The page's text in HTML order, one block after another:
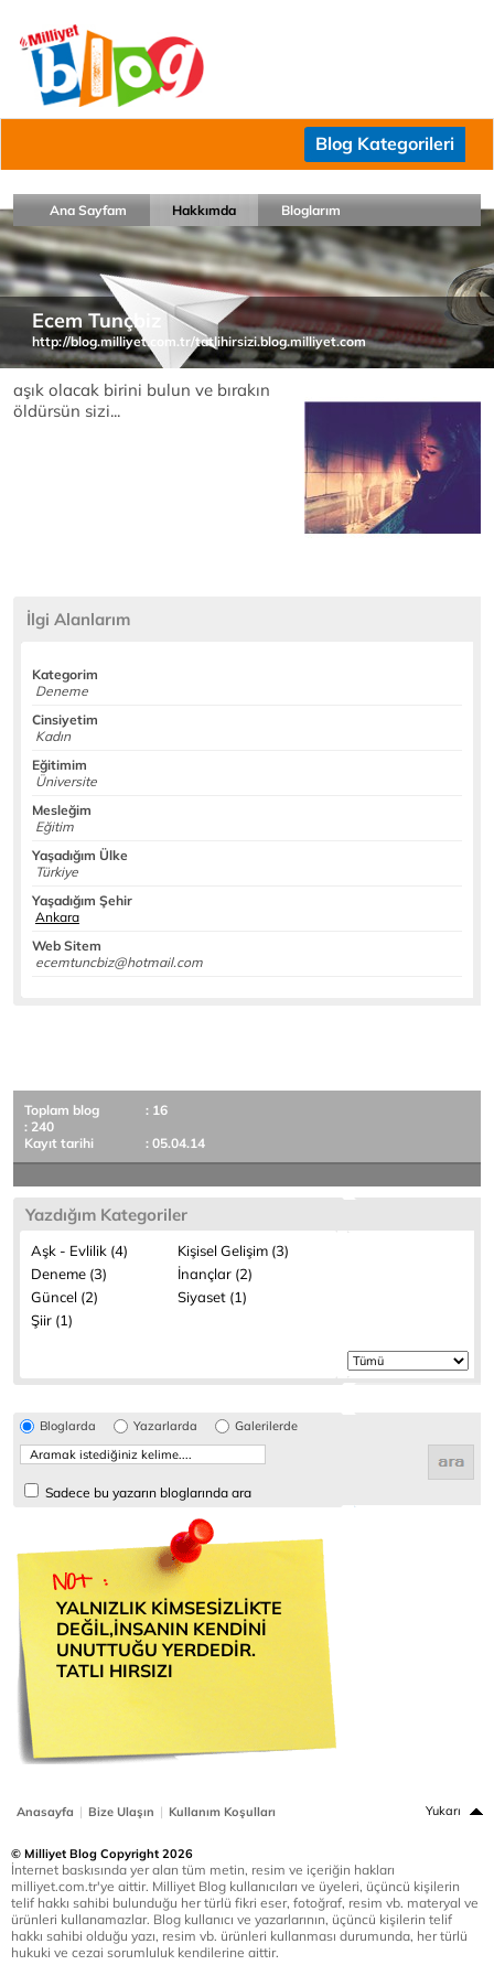
Blog Kategorileri
Ana Sayfam Hakkımda Bloglarım
Ecem Tunçbiz
http://blog.milliyet.com.tr/tatlihirsizi.blog.milliyet.com
aşık olacak birini bulun ve bırakın
öldürsün sizi...
İlgi Alanlarım
Kategorim
Deneme
Cinsiyetim
Kadın
Eğitimim
Üniversite
Mesleğim
Eğitim
Yaşadığım Ülke
Türkiye
Yaşadığım Şehir
Ankara
Web Sitem
ecemtuncbiz@hotmail.com
Toplam blog
: 16
: 240
Kayıt tarihi
: 05.04.14
Yazdığım Kategoriler
Aşk - Evlilik (4)
Kişisel Gelişim (3)
Deneme (3)
İnançlar (2)
Güncel (2)
Siyaset (1)
Şiir (1)
Bloglarda Yazarlarda Galerilerde
Sadece bu yazarın bloglarında ara
YALNIZLIK KİMSESİZLİKTE
DEĞİL,İNSANIN KENDİNİ
UNUTTUĞU YERDEDİR.
TATLI HIRSIZI
Anasayfa | Bize Ulaşın | Kullanım Koşulları Yukarı
© Milliyet Blog Copyright 2026
İnternet baskısında yer alan tüm metin, resim ve içeriğin hakları
milliyet.com.tr'ye aittir. Milliyet Blog kullanıcıları ve üyeleri, üçüncü kişilerin
telif hakkı sahibi bulunduğu her türlü fikri eser, fotoğraf, resim vb. materyal ve
ürünleri kullanamazlar. Blog kullanıcı ve yazarlarının, üçüncü kişilerin telif
hakkı sahibi olduğu yazı, resim vb. ürünleri kullanması durumunda, her türlü
hukuki ve cezai sorumluluk kendilerine aittir.